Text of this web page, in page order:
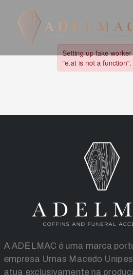
A ADELMAC é uma marca
empresa Urnas Macedo
atua exclusivamente na